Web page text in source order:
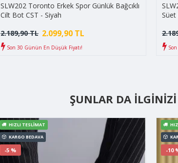
SLW202 Toronto Erkek Spor Günlük Bağcıklı
Cilt Bot CST - Siyah
2.099,90 TL
2.189,90 TL
Son 30 Günün En Düşük Fiyatı!
Süet
ŞUNLAR DA İLGINIZI
KARGO BEDAVA
HIZLI TESLIMAT
-5 % -10